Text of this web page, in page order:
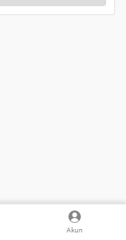
Akun